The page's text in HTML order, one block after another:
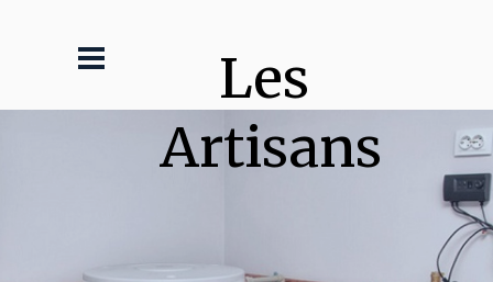
Les
Artisans